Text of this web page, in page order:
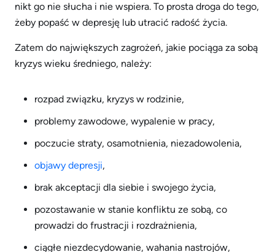
nikt go nie słucha i nie wspiera. To prosta droga do tego,
żeby popaść w depresję lub utracić radość życia.
Zatem do największych zagrożeń, jakie pociąga za sobą
kryzys wieku średniego, należy:
rozpad związku, kryzys w rodzinie,
problemy zawodowe, wypalenie w pracy,
poczucie straty, osamotnienia, niezadowolenia,
objawy depresji,
brak akceptacji dla siebie i swojego życia,
pozostawanie w stanie konfliktu ze sobą, co
prowadzi do frustracji i rozdrażnienia,
ciągłe niezdecydowanie, wahania nastrojów,